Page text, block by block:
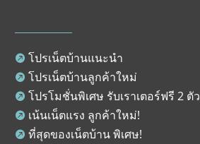
 โปรเน็ตบ้านแนะนำ
 โปรเน็ตบ้านลูกค้าใหม่
 โปรโมชั่นพิเศษ รับเราเตอร์ฟรี 2 ตัว
 เน้นเน็ตแรง ลูกค้าใหม่!
 ที่สุดของเน็ตบ้าน พิเศษ!